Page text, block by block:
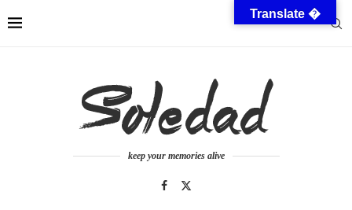
keep your memories alive
Translate �